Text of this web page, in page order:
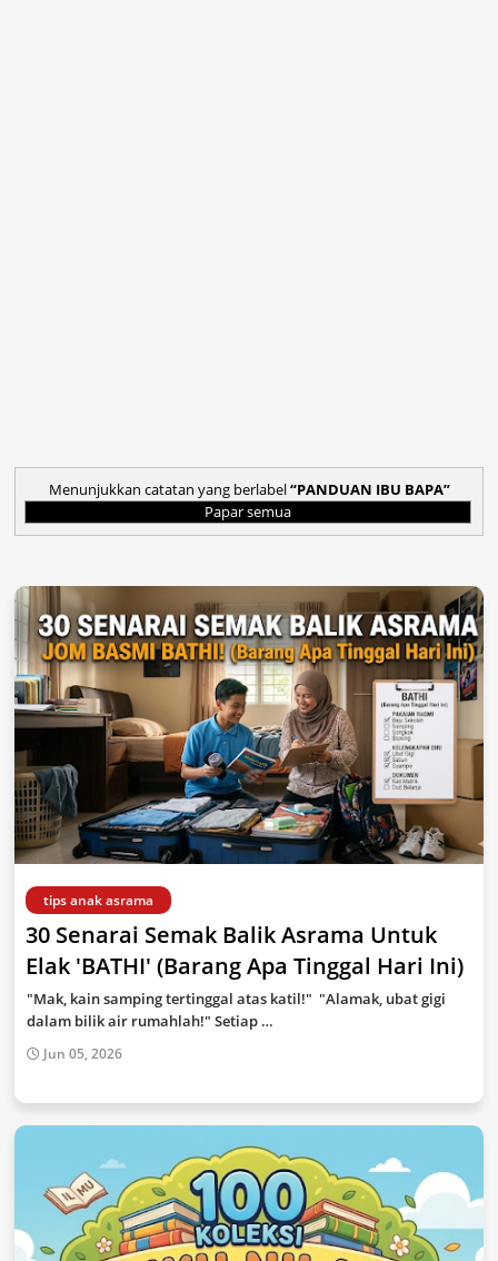
Menunjukkan catatan yang berlabel PANDUAN IBU BAPA
Papar semua
tips anak asrama
30 Senarai Semak Balik Asrama Untuk
Elak 'BATHI' (Barang Apa Tinggal Hari Ini)
"Mak, kain samping tertinggal atas katil!" "Alamak, ubat gigi
dalam bilik air rumahlah!" Setiap …
Jun 05, 2026